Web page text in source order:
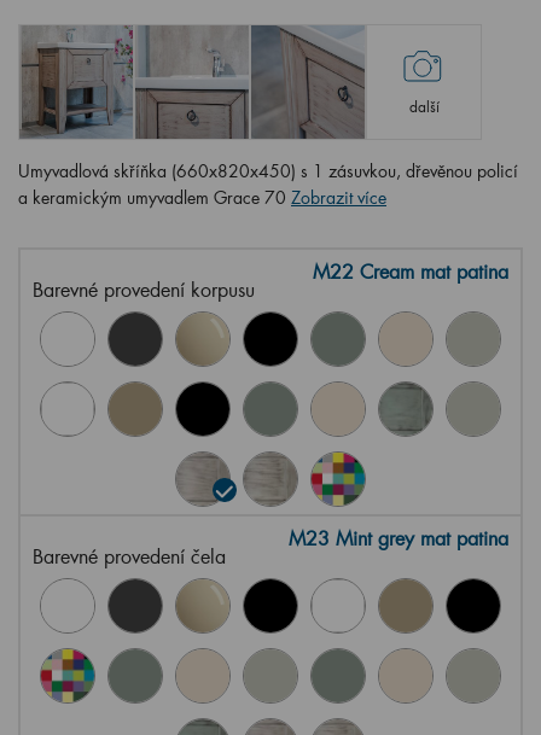
další
Umyvadlová skříňka (660x820x450) s 1 zásuvkou, dřevěnou policí
a keramickým umyvadlem Grace 70 Zobrazit více
Barevné provedení korpusu
M22 Cream mat patina
Barevné provedení čela
M23 Mint grey mat patina